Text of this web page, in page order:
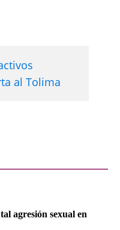
al Tolima
agresión sexual en